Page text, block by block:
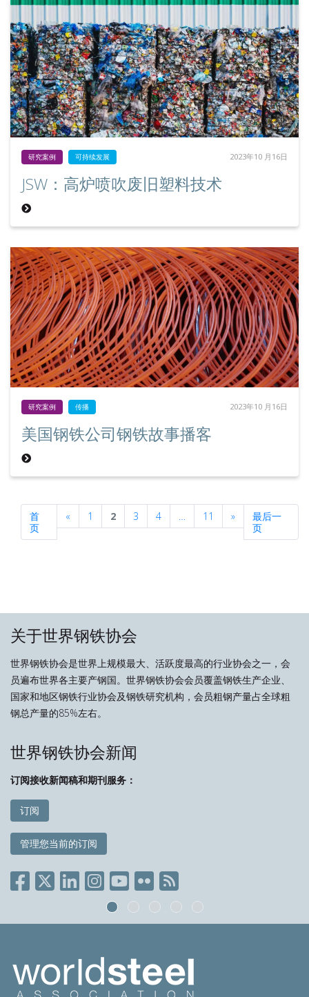
研究案例 可持续发展 2023年10 月16日
JSW：高炉喷吹废旧塑料技术
研究案例 传播 2023年10 月16日
美国钢铁公司钢铁故事播客
首
页
«Previous
1 2 3 4 … 11 »Next最后一
页
关于世界钢铁协会
世界钢铁协会是世界上规模最大、活跃度最高的行业协会之一，会
员遍布世界各主要产钢国。世界钢铁协会会员覆盖钢铁生产企业、
国家和地区钢铁行业协会及钢铁研究机构，会员粗钢产量占全球粗
钢总产量的85%左右。
世界钢铁协会新闻
订阅接收新闻稿和期刊服务：
订阅
管理您当前的订阅